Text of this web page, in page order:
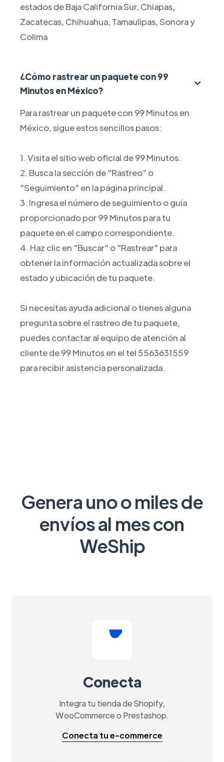
estados de Baja California Sur, Chiapas,
Zacatecas, Chihuahua, Tamaulipas, Sonora y
Colima
¿Cómo rastrear un paquete con 99
Minutos en México?
Para rastrear un paquete con 99 Minutos en
México, sigue estos sencillos pasos:
1. Visita el sitio web oficial de 99 Minutos.
2. Busca la sección de "Rastreo" o
"Seguimiento" en la página principal.
3. Ingresa el número de seguimiento o guía
proporcionado por 99 Minutos para tu
paquete en el campo correspondiente.
4. Haz clic en "Buscar" o "Rastrear" para
obtener la información actualizada sobre el
estado y ubicación de tu paquete.
Si necesitas ayuda adicional o tienes alguna
pregunta sobre el rastreo de tu paquete,
puedes contactar al equipo de atención al
cliente de 99 Minutos en el tel 5563631559
para recibir asistencia personalizada.
Genera uno o miles de
envíos al mes con
WeShip
Conecta
Integra tu tienda de Shopify,
WooCommerce o Prestashop.
Conecta tu e-commerce